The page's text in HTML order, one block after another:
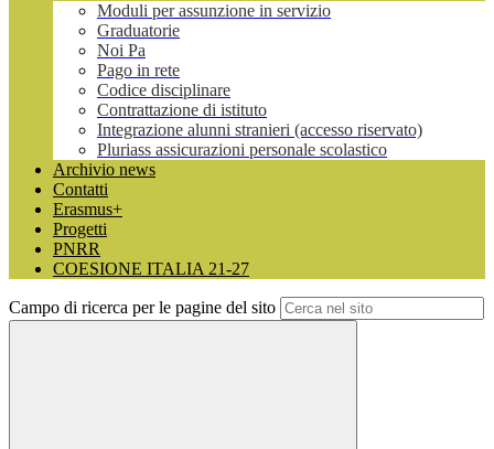
Moduli per assunzione in servizio
Graduatorie
Noi Pa
Pago in rete
Codice disciplinare
Contrattazione di istituto
Integrazione alunni stranieri (accesso riservato)
Pluriass assicurazioni personale scolastico
Archivio news
Contatti
Erasmus+
Progetti
PNRR
COESIONE ITALIA 21-27
Campo di ricerca per le pagine del sito